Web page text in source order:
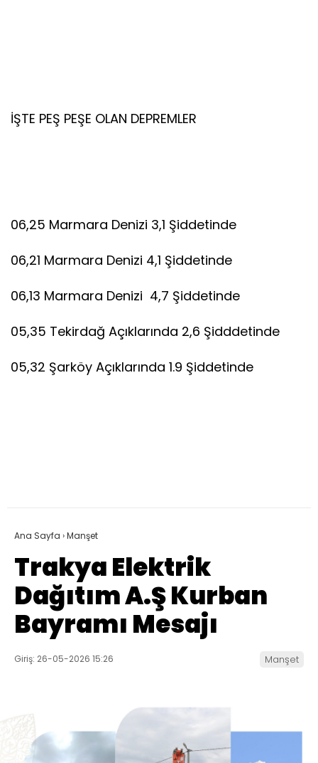
İŞTE PEŞ PEŞE OLAN DEPREMLER
06,25 Marmara Denizi 3,1 Şiddetinde
06,21 Marmara Denizi 4,1 Şiddetinde
06,13 Marmara Denizi 4,7 Şiddetinde
05,35 Tekirdağ Açıklarında 2,6 Şidddetinde
05,32 Şarköy Açıklarında 1.9 Şiddetinde
Ana Sayfa ›Manşet
Trakya Elektrik
Dağıtım A.Ş Kurban
Bayramı Mesajı
Giriş: 26-05-2026 15:26 Manşet